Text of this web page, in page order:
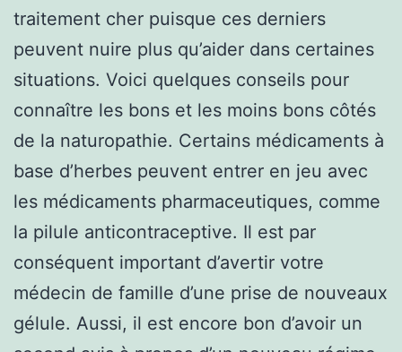
traitement cher puisque ces derniers
peuvent nuire plus qu’aider dans certaines
situations. Voici quelques conseils pour
connaître les bons et les moins bons côtés
de la naturopathie. Certains médicaments à
base d’herbes peuvent entrer en jeu avec
les médicaments pharmaceutiques, comme
la pilule anticontraceptive. Il est par
conséquent important d’avertir votre
médecin de famille d’une prise de nouveaux
gélule. Aussi, il est encore bon d’avoir un